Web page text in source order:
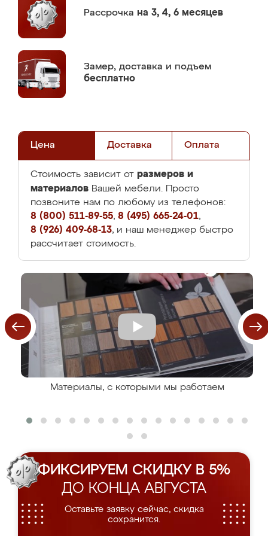
Рассрочка на 3, 4, 6 месяцев
Замер, доставка и подъем
бесплатно
Цена Доставка Оплата
Стоимость зависит от размеров и
материалов Вашей мебели. Просто
позвоните нам по любому из телефонов:
8 (800) 511-89-55, 8 (495) 665-24-01,
8 (926) 409-68-13, и наш менеджер быстро
рассчитает стоимость.
Материалы, с которыми мы работаем
ФИКСИРУЕМ СКИДКУ В 5%
ДО КОНЦА АВГУСТА
Оставьте заявку сейчас, скидка
сохранится.